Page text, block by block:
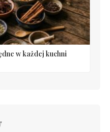
w każdej kuchni